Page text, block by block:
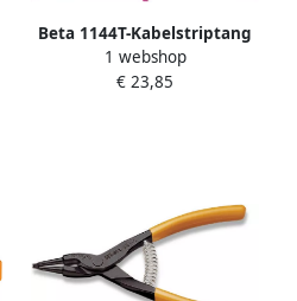
Beta 1144T-Kabelstriptang
Zakformaat 011440060
1 webshop
€ 23,85